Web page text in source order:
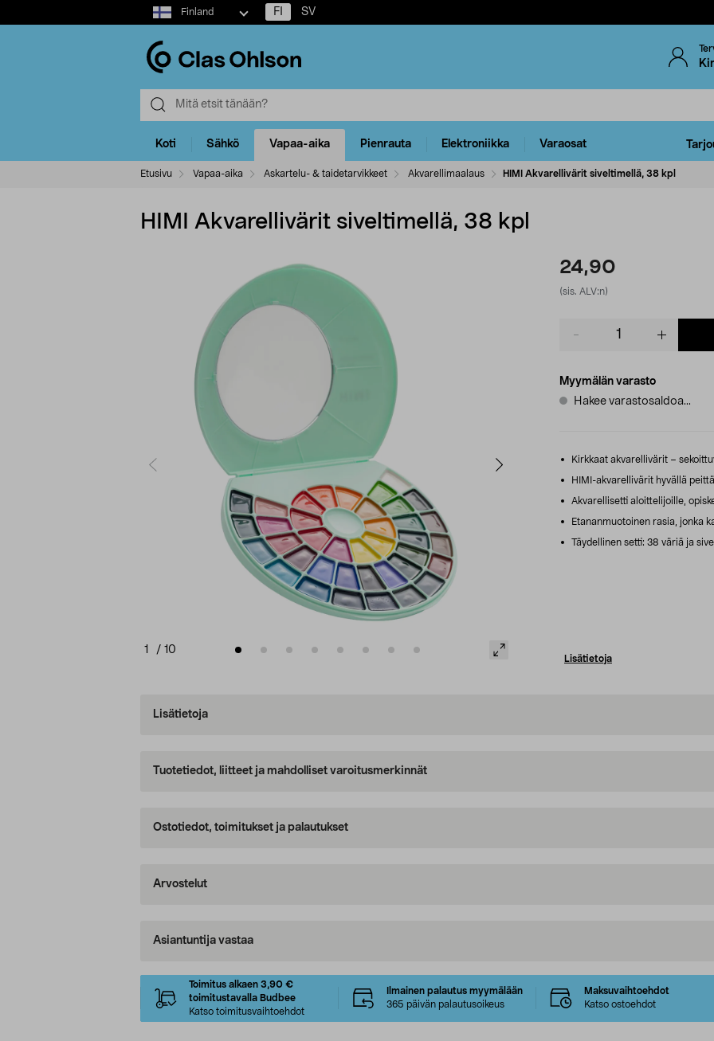
Select
market
Finland FI SV
Koti Sähkö Vapaa-aika Pienrauta Elektroniikka Varaosat
Etusivu Vapaa-aika Askartelu- & taidetarvikkeet Akvarellimaalaus HIMI Akvarellivärit siveltimellä, 38 kpl
HIMI Akvarellivärit siveltimellä, 38 kpl
1 / 10
24,90
(sis. ALV:n)
Myymälän varasto
Hakee varastosaldoa...
Kirkkaat akvarellivärit –
HIMI-akvarellivärit hyvällä
Akvarellisetti aloittelijoille,
Etananmuotoinen rasia, jonka
Täydellinen setti: 38 väriä ja
Lisätietoja
Lisätietoja
Tuotetiedot, liitteet ja mahdolliset varoitusmerkinnät
Ostotiedot, toimitukset ja palautukset
Arvostelut
Asiantuntija vastaa
Toimitus alkaen 3,90 €
toimitustavalla Budbee
Katso toimitusvaihtoehdot
Ilmainen palautus myymälään
365 päivän palautusoikeus
Maksuvaihtoehdot
Katso ostoehdot